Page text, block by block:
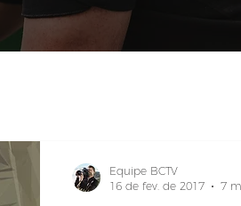
Equipe BCTV
16 de fev. de 2017
7